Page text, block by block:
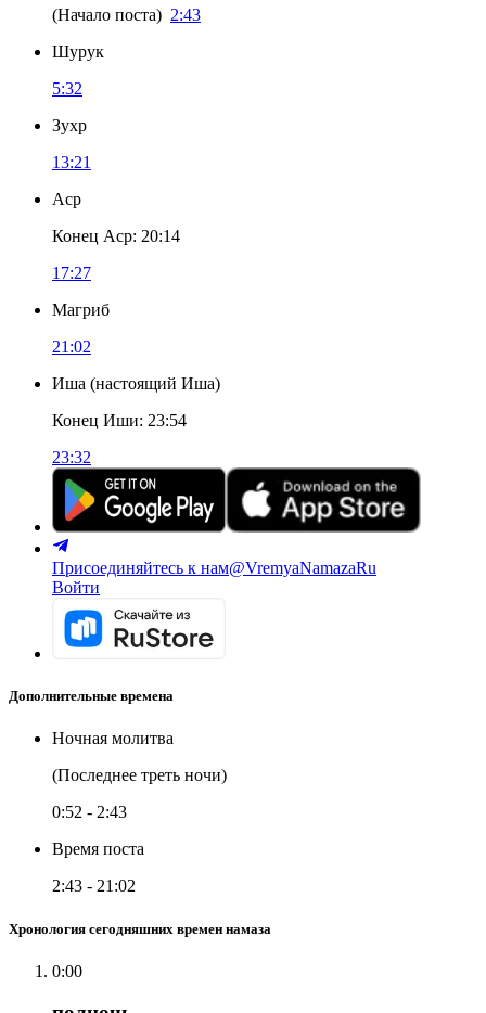
(Начало поста) 2:43
Шурук
5:32
Зухр
13:21
Аср
Конец Аср: 20:14
17:27
Магриб
21:02
Иша (настоящий Иша)
Конец Иши: 23:54
23:32
Присоединяйтесь к нам@VremyaNamazaRu
Войти
Дополнительные времена
Ночная молитва
(Последнее треть ночи)
0:52 - 2:43
Время поста
2:43 - 21:02
Хронология сегодняшних времен намаза
0:00